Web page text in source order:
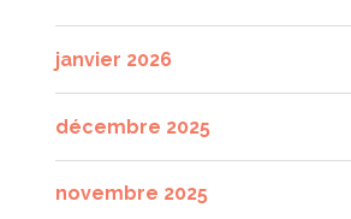
janvier 2026
décembre 2025
novembre 2025